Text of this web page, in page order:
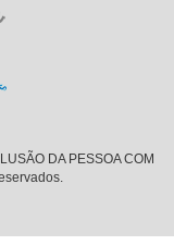
DA PESSOA COM